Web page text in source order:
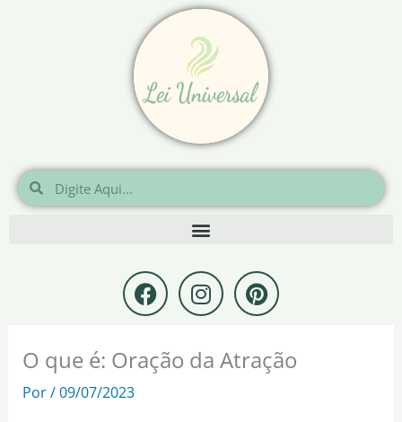
Pesquisar
Pesquisar
F
a
c
e
b
I
n
s
t
a
P
i
n
t
e
O que é: Oração da Atração
Por/09/07/2023